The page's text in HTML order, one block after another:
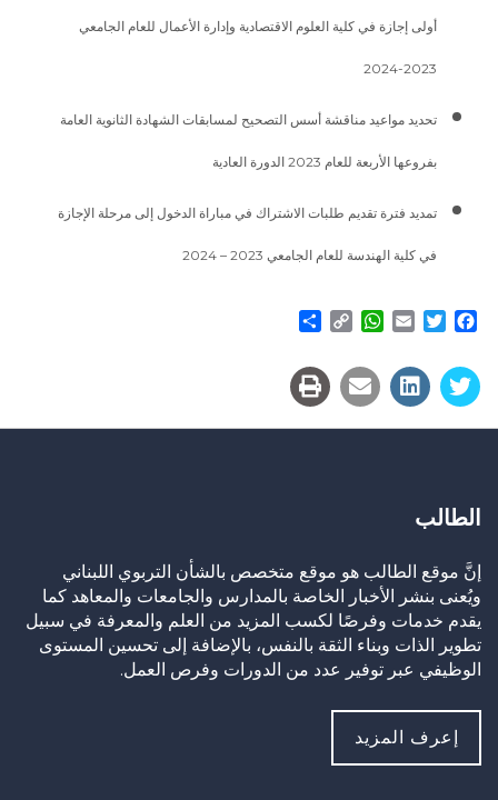
أولى إجازة في كلية العلوم الاقتصادية وإدارة الأعمال للعام الجامعي
2023-2024
تحديد مواعيد مناقشة أسس التصحيح لمسابقات الشهادة الثانوية العامة
بفروعها الأربعة للعام 2023 الدورة العادية
تمديد فترة تقديم طلبات الاشتراك في مباراة الدخول إلى مرحلة الإجازة
في كلية الهندسة للعام الجامعي 2023 – 2024
Facebook
Twitter
Email
WhatsApp
Copy
الطالب
إنَّ موقع الطالب هو موقع متخصص بالشأن التربوي اللبناني
ويُعنى بنشر الأخبار الخاصة بالمدارس والجامعات والمعاهد كما
يقدم خدمات وفرصًا لكسب المزيد من العلم والمعرفة في سبيل
تطوير الذات وبناء الثقة بالنفس، بالإضافة إلى تحسين المستوى
الوظيفي عبر توفير عدد من الدورات وفرص العمل.
إعرف المزيد